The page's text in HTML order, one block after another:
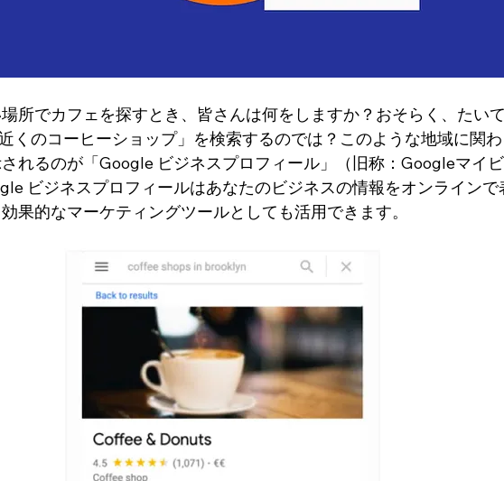
所でカフェを探すとき、皆さんは何をしますか？おそらく、たい
くのコーヒーショップ」を検索するのでは？このような地域に関
れるのが「Google ビジネスプロフィール」（旧称：Googleマイ
ビジネスプロフィールはあなたのビジネスの情報をオンラインで
果的なマーケティングツールとしても活用できます。